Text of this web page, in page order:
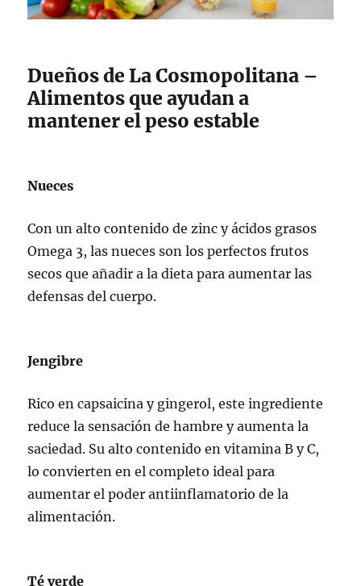
Dueños de La Cosmopolitana –
Alimentos que ayudan a
mantener el peso estable
Nueces
Con un alto contenido de zinc y ácidos grasos
Omega 3, las nueces son los perfectos frutos
secos que añadir a la dieta para aumentar las
defensas del cuerpo.
Jengibre
Rico en capsaicina y gingerol, este ingrediente
reduce la sensación de hambre y aumenta la
saciedad. Su alto contenido en vitamina B y C,
lo convierten en el completo ideal para
aumentar el poder antiinflamatorio de la
alimentación.
Té verde